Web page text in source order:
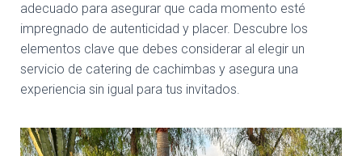
adecuado para asegurar que cada momento esté
impregnado de autenticidad y placer. Descubre los
elementos clave que debes considerar al elegir un
servicio de catering de cachimbas y asegura una
experiencia sin igual para tus invitados.